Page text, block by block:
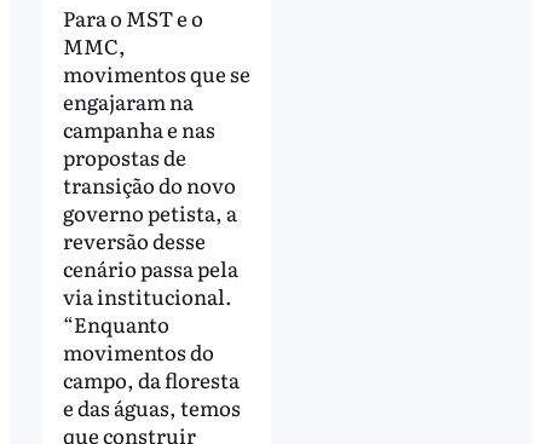
Para o MST e o
MMC,
movimentos que se
engajaram na
campanha e nas
propostas de
transição do novo
governo petista, a
reversão desse
cenário passa pela
via institucional.
“Enquanto
movimentos do
campo, da floresta
e das águas, temos
que construir